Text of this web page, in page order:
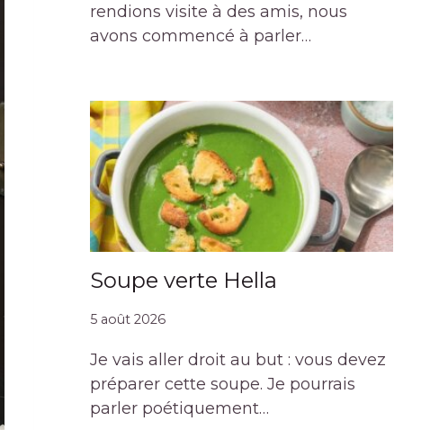
rendions visite à des amis, nous
avons commencé à parler…
Soupe verte Hella
5 août 2026
Je vais aller droit au but : vous devez
préparer cette soupe. Je pourrais
parler poétiquement…